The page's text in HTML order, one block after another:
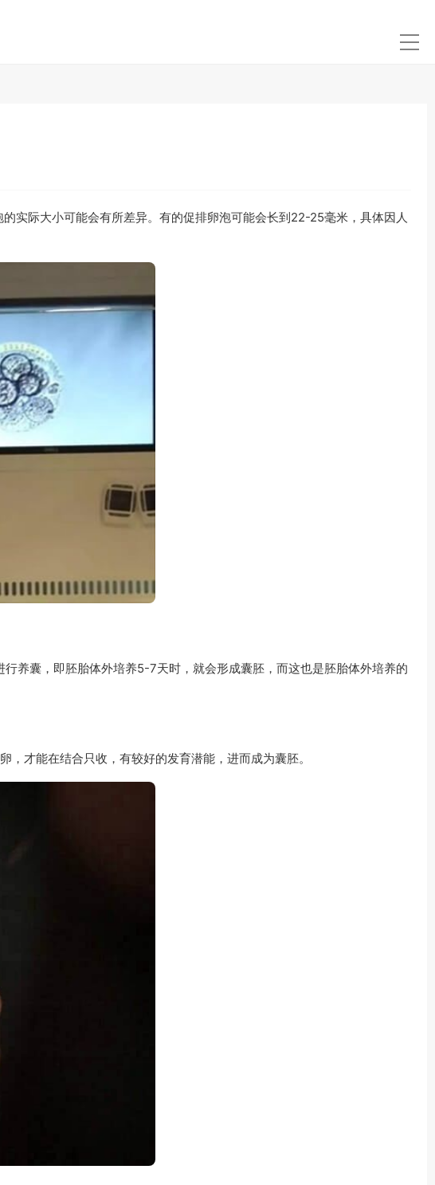
实际大小可能会有所差异。有的促排卵泡可能会长到22-25毫米，具体因人
养囊，即胚胎体外培养5-7天时，就会形成囊胚，而这也是胚胎体外培养的
才能在结合只收，有较好的发育潜能，进而成为囊胚。